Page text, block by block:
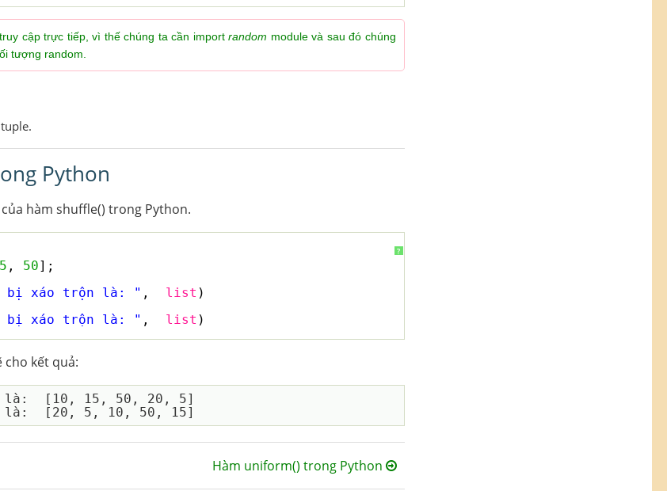
cập trực tiếp, vì thế chúng ta cần import random module và sau đó chúng
tượng random.
Python
hàm shuffle() trong Python.
?
, 50];
bị xáo trộn là: " , list )
bị xáo trộn là: " , list )
kết quả:
là:  [10, 15, 50, 20, 5]
Hàm uniform() trong Python